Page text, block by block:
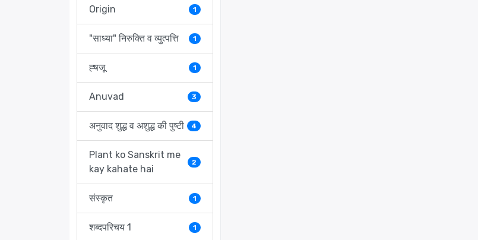
Origin 1
"साध्या" निरुक्ति व व्युत्पत्ति 1
ह्षजू 1
Anuvad 3
अनुवाद शुद्ध व अशुद्ध की पुष्टी 4
Plant ko Sanskrit me
kay kahate hai
2
संस्कृत 1
शब्दपरिचय 1 1